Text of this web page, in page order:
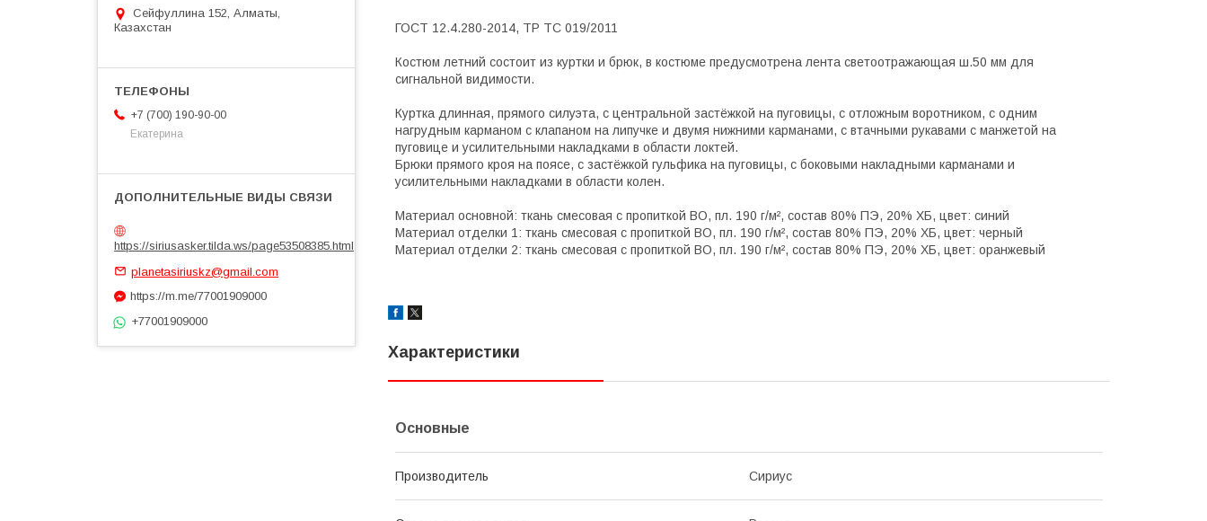
ГОСТ 12.4.280-2014, ТР ТС 019/2011
Костюм летний состоит из куртки и брюк, в костюме предусмотрена лента светоотражающая ш.50 мм для
сигнальной видимости.
Куртка длинная, прямого силуэта, с центральной застёжкой на пуговицы, с отложным воротником, с одним
нагрудным карманом с клапаном на липучке и двумя нижними карманами, с втачными рукавами с манжетой на
пуговице и усилительными накладками в области локтей.
Брюки прямого кроя на поясе, с застёжкой гульфика на пуговицы, с боковыми накладными карманами и
усилительными накладками в области колен.
Материал основной: ткань смесовая с пропиткой ВО, пл. 190 г/м², состав 80% ПЭ, 20% ХБ, цвет: синий
Материал отделки 1: ткань смесовая с пропиткой ВО, пл. 190 г/м², состав 80% ПЭ, 20% ХБ, цвет: черный
Материал отделки 2: ткань смесовая с пропиткой ВО, пл. 190 г/м², состав 80% ПЭ, 20% ХБ, цвет: оранжевый
Характеристики
Основные
Производитель Сириус
Сейфуллина 152, Алматы,
Казахстан
+7 (700) 190-90-00
Екатерина
https://siriusasker.tilda.ws/page53508385.html
planetasiriuskz@gmail.com
https://m.me/77001909000
+77001909000